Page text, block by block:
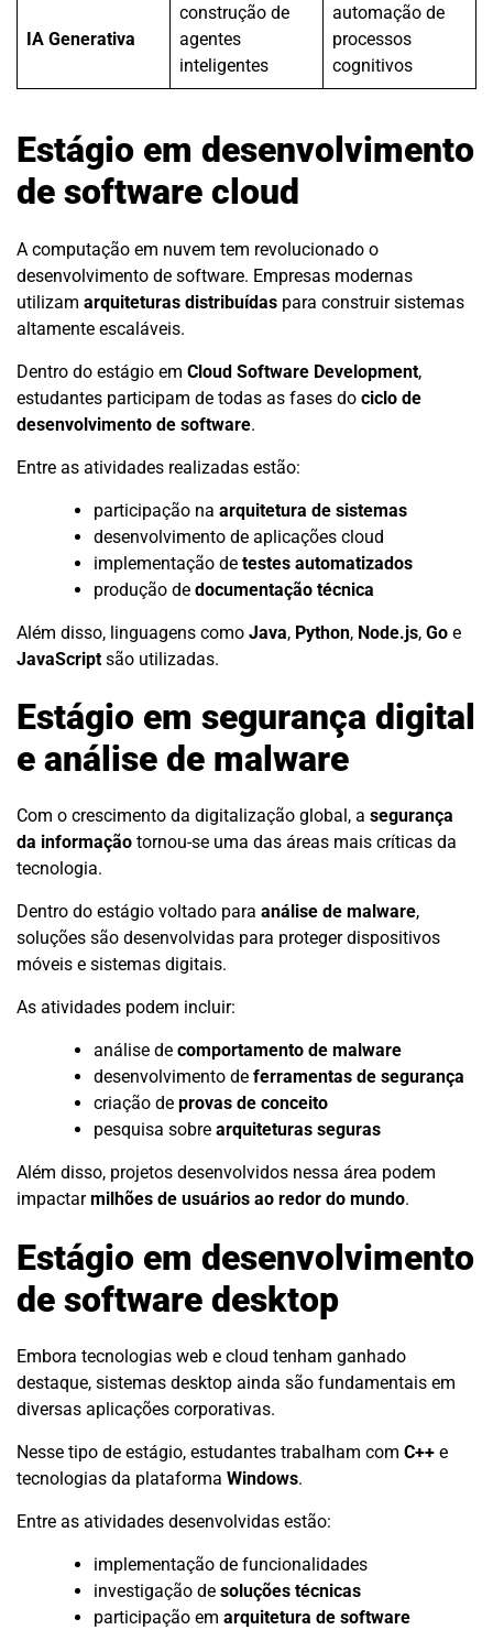
IA Generativa
construção de
agentes
inteligentes
automação de
processos
cognitivos
Estágio em desenvolvimento
de software cloud
A computação em nuvem tem revolucionado o
desenvolvimento de software. Empresas modernas
utilizam arquiteturas distribuídas para construir sistemas
altamente escaláveis.
Dentro do estágio em Cloud Software Development,
estudantes participam de todas as fases do ciclo de
desenvolvimento de software.
Entre as atividades realizadas estão:
participação na arquitetura de sistemas
desenvolvimento de aplicações cloud
implementação de testes automatizados
produção de documentação técnica
Além disso, linguagens como Java, Python, Node.js, Go e
JavaScript são utilizadas.
Estágio em segurança digital
e análise de malware
Com o crescimento da digitalização global, a segurança
da informação tornou-se uma das áreas mais críticas da
tecnologia.
Dentro do estágio voltado para análise de malware,
soluções são desenvolvidas para proteger dispositivos
móveis e sistemas digitais.
As atividades podem incluir:
análise de comportamento de malware
desenvolvimento de ferramentas de segurança
criação de provas de conceito
pesquisa sobre arquiteturas seguras
Além disso, projetos desenvolvidos nessa área podem
impactarmilhões de usuários ao redor do mundo.
Estágio em desenvolvimento
de software desktop
Embora tecnologias web e cloud tenham ganhado
destaque, sistemas desktop ainda são fundamentais em
diversas aplicações corporativas.
Nesse tipo de estágio, estudantes trabalham com C++ e
tecnologias da plataforma Windows.
Entre as atividades desenvolvidas estão:
implementação de funcionalidades
investigação de soluções técnicas
participação em arquitetura de software